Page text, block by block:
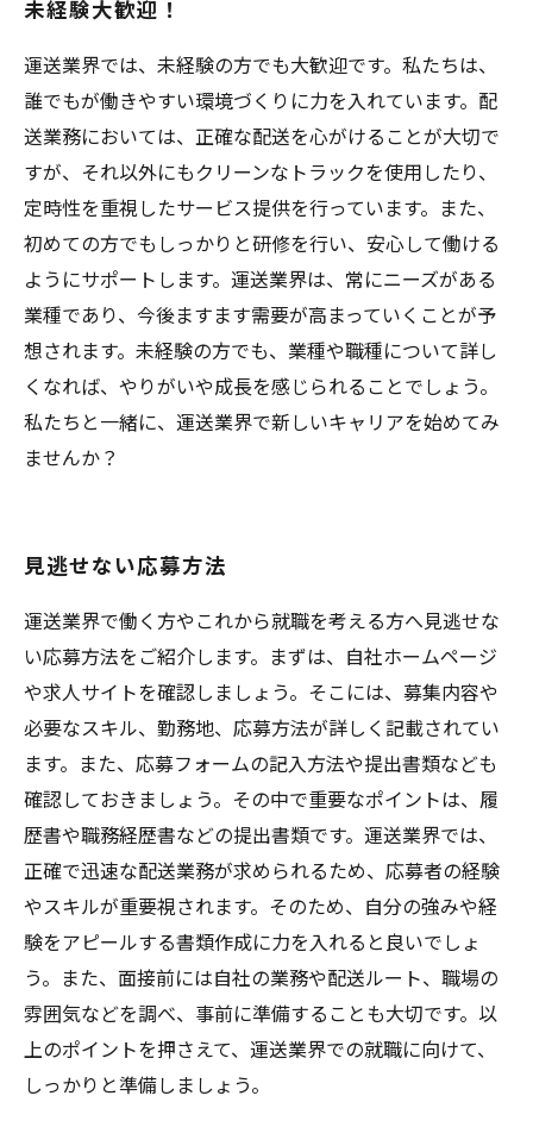
未経験大歓迎！
運送業界では、未経験の方でも大歓迎です。私たちは、
誰でもが働きやすい環境づくりに力を入れています。配
送業務においては、正確な配送を心がけることが大切で
すが、それ以外にもクリーンなトラックを使用したり、
定時性を重視したサービス提供を行っています。また、
初めての方でもしっかりと研修を行い、安心して働ける
ようにサポートします。運送業界は、常にニーズがある
業種であり、今後ますます需要が高まっていくことが予
想されます。未経験の方でも、業種や職種について詳し
くなれば、やりがいや成長を感じられることでしょう。
私たちと一緒に、運送業界で新しいキャリアを始めてみ
ませんか？
見逃せない応募方法
運送業界で働く方やこれから就職を考える方へ見逃せな
い応募方法をご紹介します。まずは、自社ホームページ
や求人サイトを確認しましょう。そこには、募集内容や
必要なスキル、勤務地、応募方法が詳しく記載されてい
ます。また、応募フォームの記入方法や提出書類なども
確認しておきましょう。その中で重要なポイントは、履
歴書や職務経歴書などの提出書類です。運送業界では、
正確で迅速な配送業務が求められるため、応募者の経験
やスキルが重要視されます。そのため、自分の強みや経
験をアピールする書類作成に力を入れると良いでしょ
う。また、面接前には自社の業務や配送ルート、職場の
雰囲気などを調べ、事前に準備することも大切です。以
上のポイントを押さえて、運送業界での就職に向けて、
しっかりと準備しましょう。